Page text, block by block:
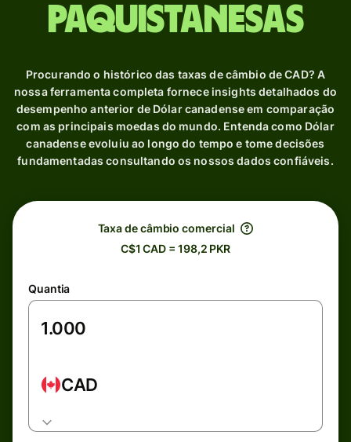
paquistanesas
Procurando o histórico das taxas de câmbio de CAD? A
nossa ferramenta completa fornece insights detalhados do
desempenho anterior de Dólar canadense em comparação
com as principais moedas do mundo. Entenda como Dólar
canadense evoluiu ao longo do tempo e tome decisões
fundamentadas consultando os nossos dados confiáveis.
Taxa de câmbio comercial
C$1 CAD = 198,2 PKR
Quantia
CAD